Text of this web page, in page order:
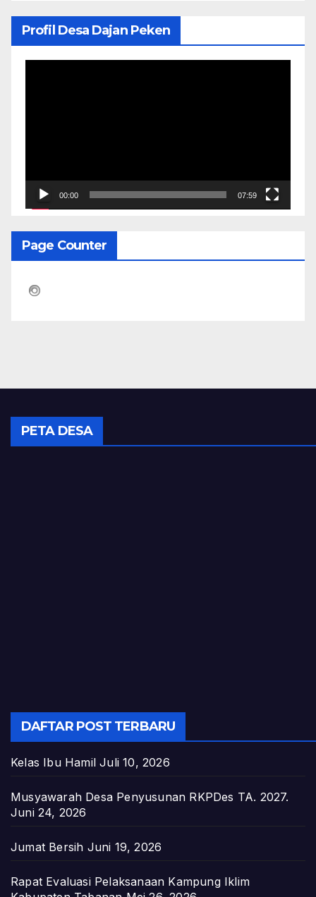
Profil Desa Dajan Peken
00:00 07:59
Page Counter
PETA DESA
DAFTAR POST TERBARU
Kelas Ibu Hamil Juli 10, 2026
Musyawarah Desa Penyusunan RKPDes TA. 2027.
Juni 24, 2026
Jumat Bersih Juni 19, 2026
Rapat Evaluasi Pelaksanaan Kampung Iklim